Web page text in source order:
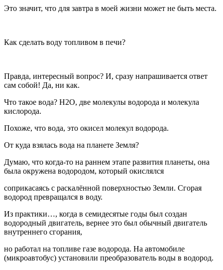
Это значит, что для завтра в моей жизни может не быть места.
Как сделать воду топливом в печи?
Правда, интересный вопрос? И, сразу напрашивается ответ
сам собой! Да, ни как.
Что такое вода? Н2О, две молекулы водорода и молекула
кислорода.
Похоже, что вода, это окисел молекул водорода.
От куда взялась вода на планете Земля?
Думаю, что когда-то на раннем этапе развития планеты, она
была окружена водородом, который окислялся
соприкасаясь с раскалённой поверхностью Земли. Сгорая
водород превращался в воду.
Из практики…, когда в семидесятые годы был создан
водородный двигатель, вернее это был обычный двигатель
внутреннего сгорания,
но работал на топливе газе водорода. На автомобиле
(микроавтобус) установили преобразователь воды в водород.